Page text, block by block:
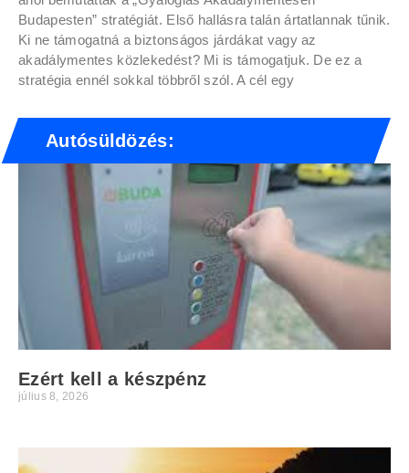
Autósüldözés:
Ezért kell a készpénz
július 8, 2026
Budapesten” stratégiát. Első hallásra talán ártatlannak tűnik.
Ki ne támogatná a biztonságos járdákat vagy az
akadálymentes közlekedést? Mi is támogatjuk. De ez a
stratégia ennél sokkal többről szól. A cél egy